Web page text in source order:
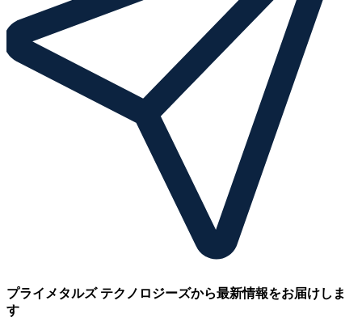
プライメタルズ テクノロジーズから最新情報をお届けしま
す